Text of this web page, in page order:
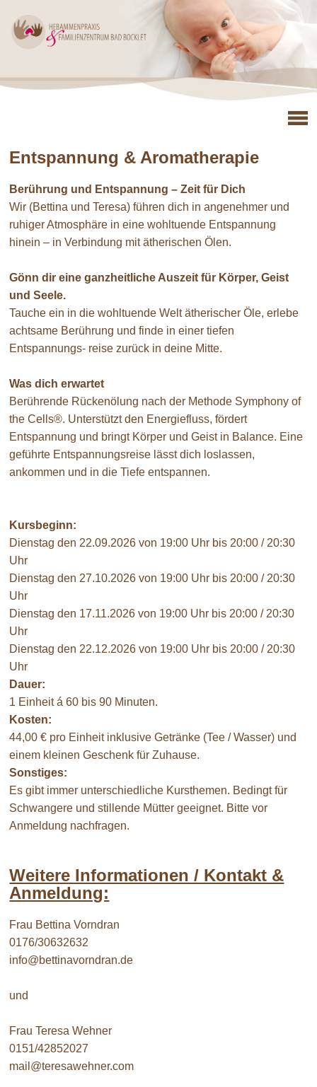
Entspannung & Aromatherapie
Berührung und Entspannung – Zeit für Dich
Wir (Bettina und Teresa) führen dich in angenehmer und
ruhiger Atmosphäre in eine wohltuende Entspannung
hinein – in Verbindung mit ätherischen Ölen.
Gönn dir eine ganzheitliche Auszeit für Körper, Geist
und Seele.
Tauche ein in die wohltuende Welt ätherischer Öle, erlebe
achtsame Berührung und finde in einer tiefen
Entspannungs- reise zurück in deine Mitte.
Was dich erwartet
Berührende Rückenölung nach der Methode Symphony of
the Cells®. Unterstützt den Energiefluss, fördert
Entspannung und bringt Körper und Geist in Balance. Eine
geführte Entspannungsreise lässt dich loslassen,
ankommen und in die Tiefe entspannen.
Kursbeginn:
Dienstag den 22.09.2026 von 19:00 Uhr bis 20:00 / 20:30
Uhr
Dienstag den 27.10.2026 von 19:00 Uhr bis 20:00 / 20:30
Uhr
Dienstag den 17.11.2026 von 19:00 Uhr bis 20:00 / 20:30
Uhr
Dienstag den 22.12.2026 von 19:00 Uhr bis 20:00 / 20:30
Uhr
Dauer:
1 Einheit á 60 bis 90 Minuten.
Kosten:
44,00 € pro Einheit inklusive Getränke (Tee / Wasser) und
einem kleinen Geschenk für Zuhause.
Sonstiges:
Es gibt immer unterschiedliche Kursthemen. Bedingt für
Schwangere und stillende Mütter geeignet. Bitte vor
Anmeldung nachfragen.
Weitere Informationen / Kontakt &
Anmeldung:
Frau Bettina Vorndran
0176/30632632
info@bettinavorndran.de
und
Frau Teresa Wehner
0151/42852027
mail@teresawehner.com